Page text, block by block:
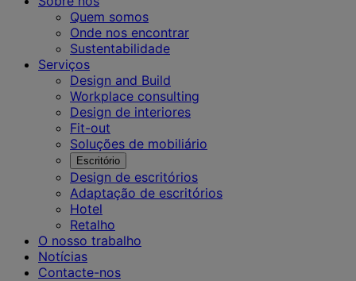
Quem somos
Onde nos encontrar
Sustentabilidade
Serviços
Design and Build
Workplace consulting
Design de interiores
Fit-out
Soluções de mobiliário
Escritório
Design de escritórios
Adaptação de escritórios
Hotel
Retalho
O nosso trabalho
Notícias
Contacte-nos